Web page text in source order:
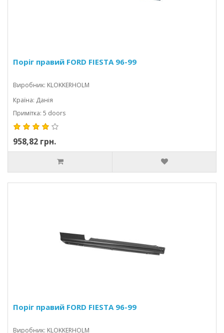
Поріг правий FORD FIESTA 96-99
Виробник: KLOKKERHOLM
Країна: Данія
Примітка: 5 doors
958,82 грн.
Поріг правий FORD FIESTA 96-99
Виробник: KLOKKERHOLM